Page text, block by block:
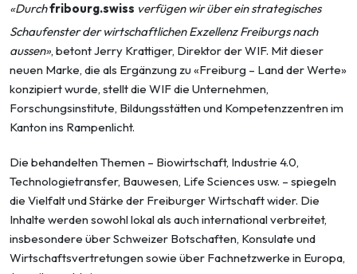
«Durchfribourg.swiss verfügen wir über ein strategisches
Schaufenster der wirtschaftlichen Exzellenz Freiburgs nach
aussen», betont Jerry Krattiger, Direktor der WIF. Mit dieser
neuen Marke, die als Ergänzung zu «Freiburg – Land der Werte»
konzipiert wurde, stellt die WIF die Unternehmen,
Forschungsinstitute, Bildungsstätten und Kompetenzzentren im
Kanton ins Rampenlicht.
Die behandelten Themen – Biowirtschaft, Industrie 4.0,
Technologietransfer, Bauwesen, Life Sciences usw. – spiegeln
die Vielfalt und Stärke der Freiburger Wirtschaft wider. Die
Inhalte werden sowohl lokal als auch international verbreitet,
insbesondere über Schweizer Botschaften, Konsulate und
Wirtschaftsvertretungen sowie über Fachnetzwerke in Europa,